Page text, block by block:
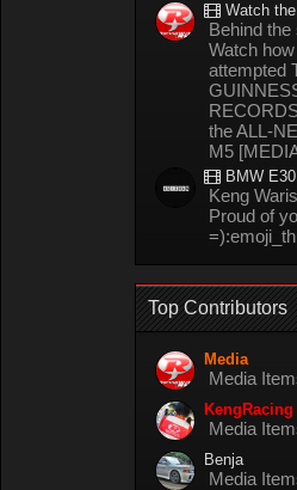
Watch the ALL-NEW BMW M5 refuel mid-drift to
Behind the
Watch
attempted
the ALL-
M5
BMW E30 M3 at Bira
Keng
Proud of
Top Contributors
Media
Media
KengRacing
Media
Benja
Media